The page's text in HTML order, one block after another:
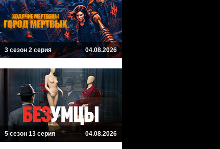
3 сезон 2 серия 04.08.2026
5 сезон 13 серия 04.08.2026